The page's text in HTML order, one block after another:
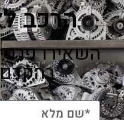
הרכב
השאירו